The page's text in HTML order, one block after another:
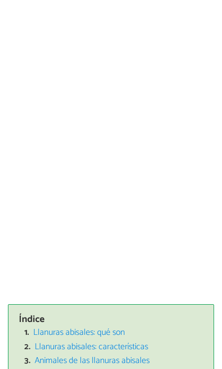
Índice
Llanuras abisales: qué son
Llanuras abisales: características
Animales de las llanuras abisales